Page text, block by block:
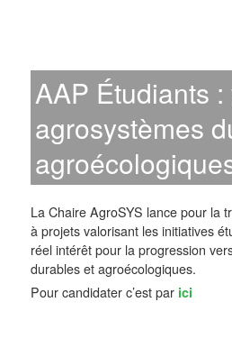
AAP Étudiants
agrosystèmes
La Chaire AgroSYS lance pour la
à projets valorisant les initiatives
réel intérêt pour la progression
durables et agroécologiques.
Pour candidater c’est par ici